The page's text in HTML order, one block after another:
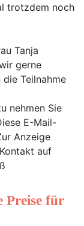
trotzdem noch
Tanja
gerne
Teilnahme
nehmen Sie
E-Mail-
Anzeige
Kontakt auf
Preise für